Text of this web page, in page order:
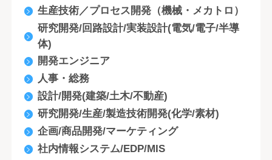
生産技術／プロセス開発（機械・メカトロ）
研究開発/回路設計/実装設計(電気/電子/半導
体)
開発エンジニア
人事・総務
設計/開発(建築/土木/不動産)
研究開発/生産/製造技術開発(化学/素材)
企画/商品開発/マーケティング
社内情報システム/EDP/MIS